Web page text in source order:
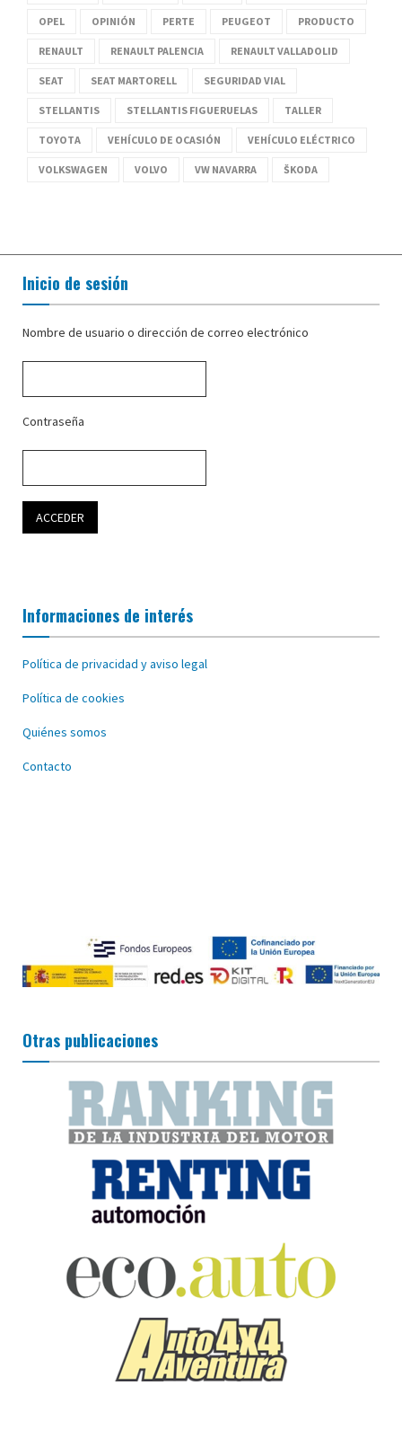
OPEL OPINIÓN PERTE PEUGEOT PRODUCTO
RENAULT RENAULT PALENCIA RENAULT VALLADOLID
SEAT SEAT MARTORELL SEGURIDAD VIAL
STELLANTIS STELLANTIS FIGUERUELAS TALLER
TOYOTA VEHÍCULO DE OCASIÓN VEHÍCULO ELÉCTRICO
VOLKSWAGEN VOLVO VW NAVARRA ŠKODA
Inicio de sesión
Nombre de usuario o dirección de correo electrónico
Contraseña
Informaciones de interés
Política de privacidad y aviso legal
Política de cookies
Quiénes somos
Contacto
Otras publicaciones